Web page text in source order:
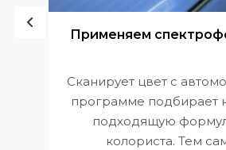
Применяем
Сканирует цвет с
программе подбирает
подходящую
колориста. Тем